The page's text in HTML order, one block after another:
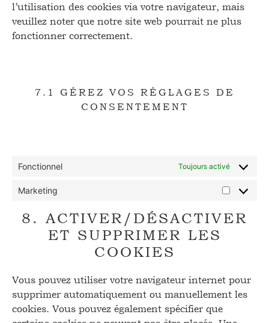
l’utilisation des cookies via votre navigateur, mais
veuillez noter que notre site web pourrait ne plus
fonctionner correctement.
7.1 GÉREZ VOS RÉGLAGES DE
CONSENTEMENT
Fonctionnel Toujours activé
Marketing
8. ACTIVER/DÉSACTIVER
ET SUPPRIMER LES
COOKIES
Vous pouvez utiliser votre navigateur internet pour
supprimer automatiquement ou manuellement les
cookies. Vous pouvez également spécifier que